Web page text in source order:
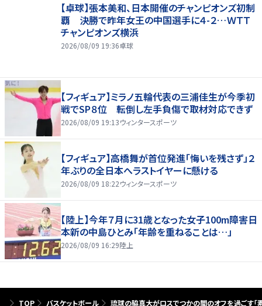
【卓球】張本美和、日本開催のチャンピオンズ初制
覇 決勝で昨年女王の中国選手に４-２…ＷＴＴ
チャンピオンズ横浜
2026/08/09 19:36卓球
【フィギュア】ミラノ五輪代表の三浦佳生が今季初
戦でSP８位 転倒し左手負傷で取材対応できず
2026/08/09 19:13ウィンタースポーツ
【フィギュア】高橋舞が首位発進「悔いを残さず」２
年ぶりの全日本へラストイヤーに懸ける
2026/08/09 18:22ウィンタースポーツ
【陸上】今年７月に31歳となった女子100m障害日
本新の中島ひとみ「年齢を重ねることは…」
2026/08/09 16:29陸上
TOP バスケットボール 琉球の脇真大がロスでつかの間のオフを過ごす「